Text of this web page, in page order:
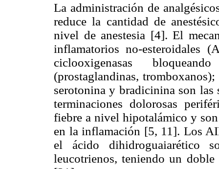
La administración de
reduce la cantidad de
nivel de anestesia [4]. El
inflamatorios no-esteroidales
ciclooxigenasas
(prostaglandinas,
serotonina y bradicinina son las
terminaciones dolorosas
fiebre a nivel hipotalámico y
en la inflamación [5, 11]. Los
el ácido dihidroguaiarético
leucotrienos, teniendo un